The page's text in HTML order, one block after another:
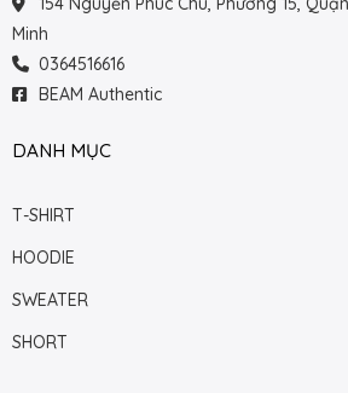
Minh
0364516616
BEAM Authentic
DANH MỤC
T-SHIRT
HOODIE
SWEATER
SHORT